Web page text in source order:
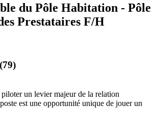
du Pôle Habitation - Pôle
Prestataires F/H
un levier majeur de la relation
est une opportunité unique de jouer un